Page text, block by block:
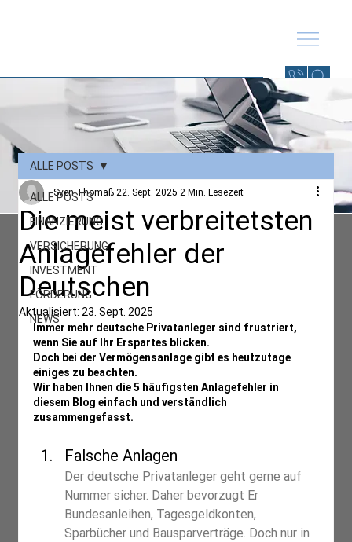
ALLE POSTS
FINANZIERUNG
VERSICHERUNG
INVESTMENT
FÖRDERUNG
NEWS
ALLE POSTS
Die meist verbreitetsten
Anlagefehler der
Deutschen
Sven Thomaß 22. Sept. 2025 2 Min. Lesezeit
Aktualisiert:23. Sept. 2025
Immer mehr deutsche Privatanleger sind frustriert,
wenn Sie auf Ihr Erspartes blicken.
Doch bei der Vermögensanlage gibt es heutzutage
einiges zu beachten.
Wir haben Ihnen die 5 häufigsten Anlagefehler in
diesem Blog einfach und verständlich
zusammengefasst.
Falsche Anlagen
Der deutsche Privatanleger geht gerne auf
Nummer sicher. Daher bevorzugt Er
Bundesanleihen, Tagesgeldkonten,
Sparbücher und Bausparverträge. Doch nur in